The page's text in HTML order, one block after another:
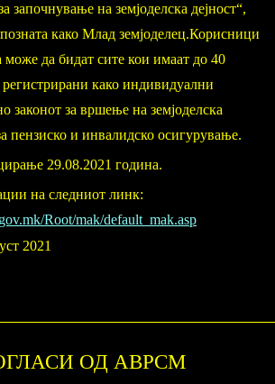
започнување на земјоделска дејност“,
како Млад земјоделец.Корисници
да бидат сите кои имаат до 40
како индивидуални
законот за вршење на земјоделска
пензиско и инвалидско осигурување.
29.08.2021 година.
на следниот линк:
Root/mak/default_mak.asp
2021
ОД АВРСМ